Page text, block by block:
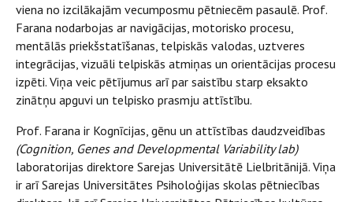
viena no izcilākajām vecumposmu pētniecēm pasaulē. Prof.
Farana nodarbojas ar navigācijas, motorisko procesu,
mentālās priekšstatīšanas, telpiskās valodas, uztveres
integrācijas, vizuāli telpiskās atmiņas un orientācijas procesu
izpēti. Viņa veic pētījumus arī par saistību starp eksakto
zinātņu apguvi un telpisko prasmju attīstību.
Prof. Farana ir Kognīcijas, gēnu un attīstības daudzveidības
(Cognition, Genes and Developmental Variability lab)
laboratorijas direktore Sarejas Universitātē Lielbritānijā. Viņa
ir arī Sarejas Universitātes Psiholoģijas skolas pētniecības